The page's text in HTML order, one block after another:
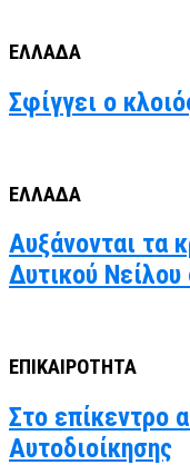
ΕΛΛΑΔΑ
Σφίγγει ο
ΕΛΛΑΔΑ
Αυξάνονται τα
Δυτικού
ΕΠΙΚΑΙΡΟΤΗΤΑ
Στο επίκεντρο
Αυτοδιοίκησης